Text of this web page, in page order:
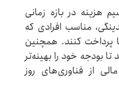
هزینه در بازه زمانی
مناسب افرادی که
پرداخت کنند. همچنین
بودجه خود را بهینه‌تر
از فناوری‌های روز